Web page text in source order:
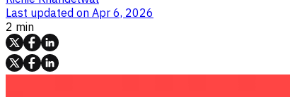
Last updated on Apr 6, 2026
2 min